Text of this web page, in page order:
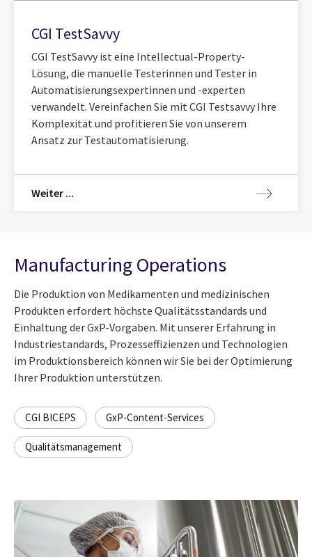
CGI TestSavvy
CGI TestSavvy ist eine Intellectual-Property-
Lösung, die manuelle Testerinnen und Tester in
Automatisierungsexpertinnen und -experten
verwandelt. Vereinfachen Sie mit CGI Testsavvy Ihre
Komplexität und profitieren Sie von unserem
Ansatz zur Testautomatisierung.
Weiter ...
Manufacturing Operations
Die Produktion von Medikamenten und medizinischen
Produkten erfordert höchste Qualitätsstandards und
Einhaltung der GxP-Vorgaben. Mit unserer Erfahrung in
Industriestandards, Prozesseffizienzen und Technologien
im Produktionsbereich können wir Sie bei der Optimierung
Ihrer Produktion unterstützen.
CGI BICEPS GxP-Content-Services
Qualitätsmanagement